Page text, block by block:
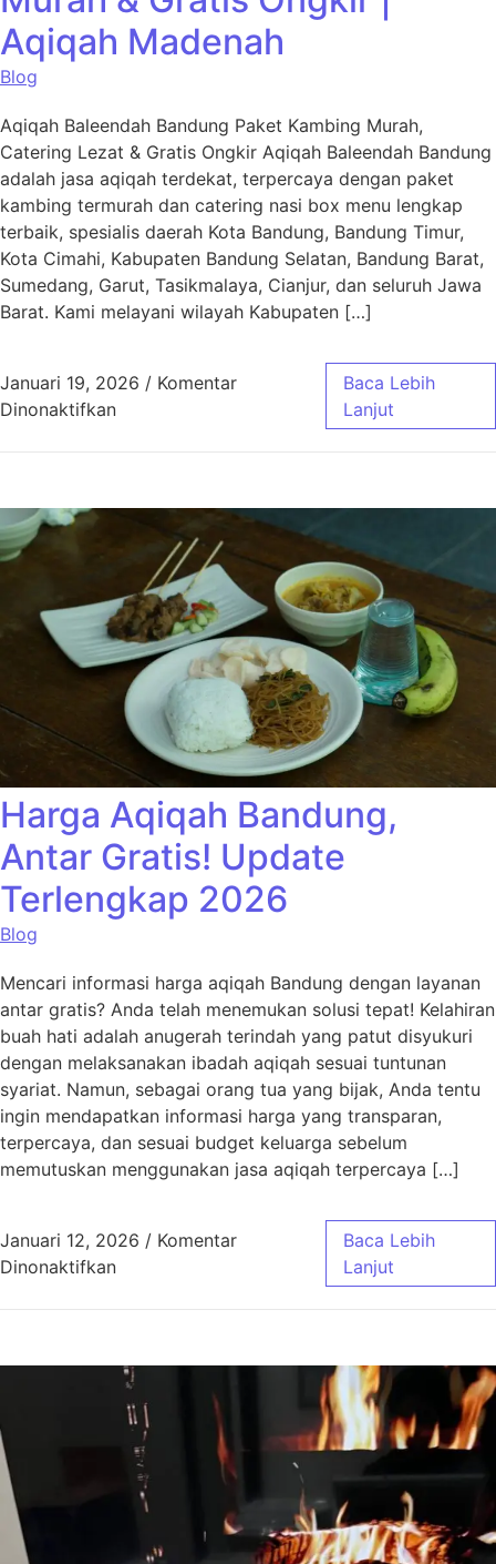
Aqiqah Madenah
Blog
Aqiqah Baleendah Bandung Paket Kambing Murah,
Catering Lezat & Gratis Ongkir Aqiqah Baleendah Bandung
adalah jasa aqiqah terdekat, terpercaya dengan paket
kambing termurah dan catering nasi box menu lengkap
terbaik, spesialis daerah Kota Bandung, Bandung Timur,
Kota Cimahi, Kabupaten Bandung Selatan, Bandung Barat,
Sumedang, Garut, Tasikmalaya, Cianjur, dan seluruh Jawa
Barat. Kami melayani wilayah Kabupaten […]
Januari 19, 2026 / Komentar
Dinonaktifkanpada Aqiqah Baleendah Bandung Murah &
Baca Lebih
Lanjut
Harga Aqiqah Bandung,
Antar Gratis! Update
Terlengkap 2026
Blog
Mencari informasi harga aqiqah Bandung dengan layanan
antar gratis? Anda telah menemukan solusi tepat! Kelahiran
buah hati adalah anugerah terindah yang patut disyukuri
dengan melaksanakan ibadah aqiqah sesuai tuntunan
syariat. Namun, sebagai orang tua yang bijak, Anda tentu
ingin mendapatkan informasi harga yang transparan,
terpercaya, dan sesuai budget keluarga sebelum
memutuskan menggunakan jasa aqiqah terpercaya […]
Januari 12, 2026 / Komentar
Dinonaktifkanpada Harga Aqiqah Bandung, Antar Gratis!
Baca Lebih
Lanjut